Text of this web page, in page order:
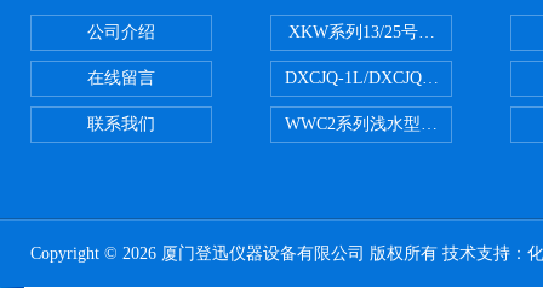
公司介绍
在线留言
联系我们
XKW系列13/25号浮游生物网
DXCJQ-1L/DXCJQ-2L单联浮游
WWC2系列浅水型浮游生物网 浅
Copyright © 2026 厦门登迅仪器设备有限公司 版权所有 技术支持：